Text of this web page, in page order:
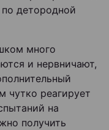
детородной
много
и нервничают,
чутко реагирует
на
получить